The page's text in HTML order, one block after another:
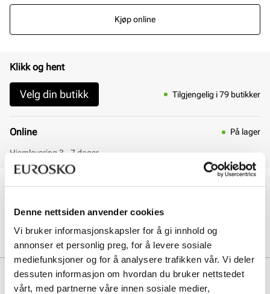
Denne nettsiden anvender cookies
Vi bruker informasjonskapsler for å gi innhold og
annonser et personlig preg, for å levere sosiale
mediefunksjoner og for å analysere trafikken vår. Vi deler
dessuten informasjon om hvordan du bruker nettstedet
vårt, med partnerne våre innen sosiale medier,
Kjøp online
Klikk og hent
Velg din butikk Tilgjengelig i 79 butikker
Online På lager
Hjemlevering 3 - 7 dager
30 dagers åpent kjøp
Hjemlevering 3-7 dager
Gratis retur i butikk
Beskrivelse